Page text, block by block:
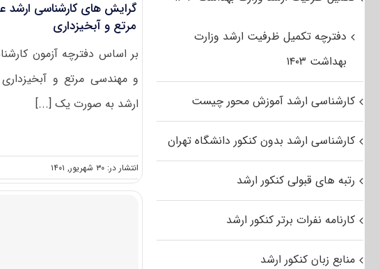
گرایش های کارشناسی ارشد
مرتع و آبخیزداری
و مهندسی مرتع و
ارشد به صورت یک [...]
انتشار در: ۳۰ شهریور, ۱۴۰۱
دفترچه تکمیل ظرفیت ارشد وزارت
بهداشت ۱۴۰۳
کارشناسی ارشد آموزش محور چیست
کارشناسی ارشد بدون کنکور دانشگاه تهران
رتبه های قبولی کنکور ارشد
کارنامه نفرات برتر کنکور ارشد
منابع زبان کنکور ارشد